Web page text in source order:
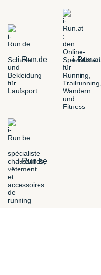
i-Run.de i-Run.at
i-Run.be